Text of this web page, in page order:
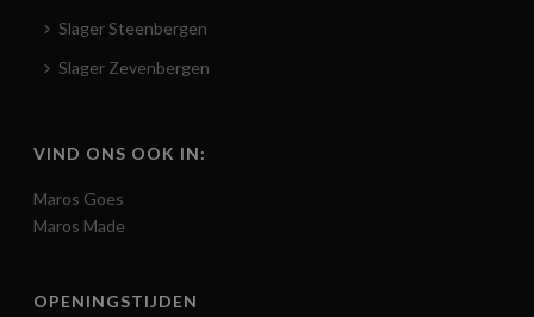
Slager Steenbergen
Slager Zevenbergen
VIND ONS OOK IN:
Maros Goes
Maros Made
OPENINGSTIJDEN